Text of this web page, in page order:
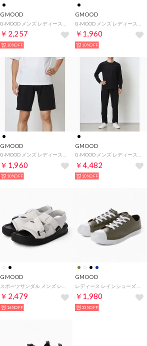
GMOOD
￥2,257
10%OFF
GMOOD
￥1,960
10%OFF
GMOOD
￥1,960
10%OFF
GMOOD
￥4,482
10%OFF
GMOOD
￥2,479
16%OFF
GMOOD
￥1,980
33%OFF